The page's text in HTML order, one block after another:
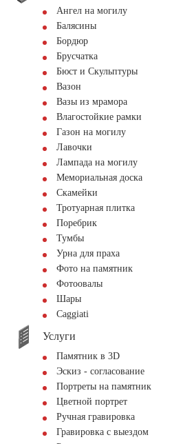
Ангел на могилу
Балясины
Бордюр
Брусчатка
Бюст и Скульптуры
Вазон
Вазы из мрамора
Влагостойкие рамки
Газон на могилу
Лавочки
Лампада на могилу
Мемориальная доска
Скамейки
Тротуарная плитка
Поребрик
Тумбы
Урна для праха
Фото на памятник
Фотоовалы
Шары
Сaggiati
Услуги
Памятник в 3D
Эскиз - согласование
Портреты на памятник
Цветной портрет
Ручная гравировка
Гравировка с выездом